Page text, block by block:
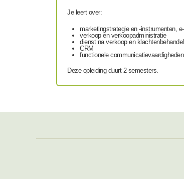
Je leert over:
marketingstrategie en -instrumenten,
verkoop en verkoopadministratie
dienst na verkoop en
CRM
functionele
Deze opleiding duurt 2 semesters.